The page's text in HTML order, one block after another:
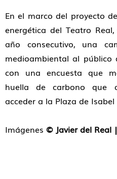
En el marco del proyecto
energética del Teatro
año consecutivo, una
medioambiental al
con una encuesta que
huella de carbono que
acceder a la Plaza de Isabel
Imágenes © Javier del Real